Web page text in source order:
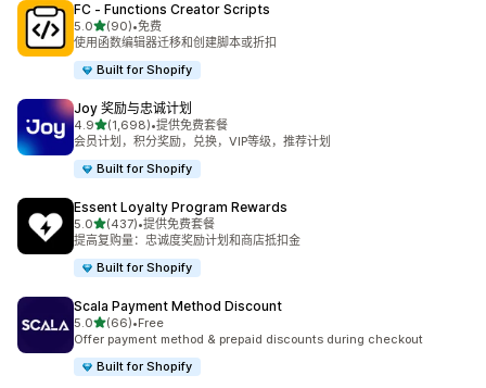
FC ‑ Functions Creator Scripts
5.0星（满分 5 星）
(90)
总共 90 条评论
•免费
使用函数编辑器迁移和创建脚本或折扣
Built for Shopify
Joy 奖励与忠诚计划
4.9星（满分 5 星）
(1,698)
总共 1698 条评论
•提供免费套餐
会员计划，积分奖励，兑换，VIP等级，推荐计划
Built for Shopify
Essent Loyalty Program Rewards
5.0星（满分 5 星）
(437)
总共 437 条评论
•提供免费套餐
提高复购量：忠诚度奖励计划和商店抵扣金
Built for Shopify
Scala Payment Method Discount
5.0星（满分 5 星）
(66)
总共 66 条评论
•Free
Offer payment method & prepaid discounts during checkout
Built for Shopify